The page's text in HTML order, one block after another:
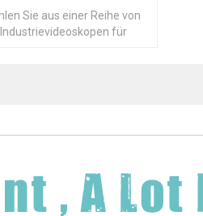
Sie aus einer Reihe von
für